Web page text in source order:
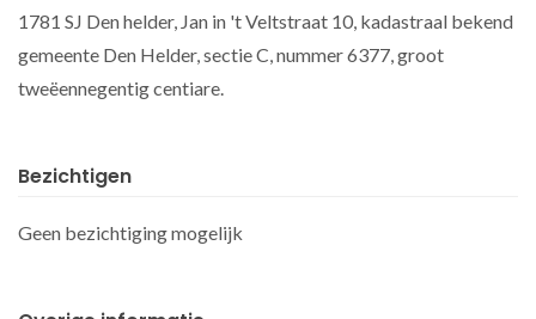
1781 SJ Den helder, Jan in 't Veltstraat 10, kadastraal bekend
gemeente Den Helder, sectie C, nummer 6377, groot
tweëennegentig centiare.
Bezichtigen
Geen bezichtiging mogelijk